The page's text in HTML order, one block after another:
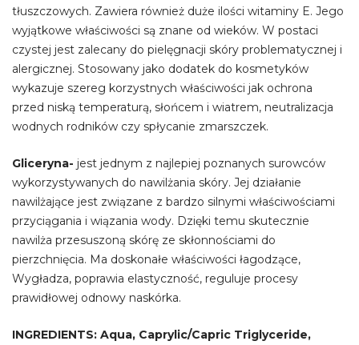
tłuszczowych. Zawiera również duże ilości witaminy E. Jego
wyjątkowe właściwości są znane od wieków. W postaci
czystej jest zalecany do pielęgnacji skóry problematycznej i
alergicznej. Stosowany jako dodatek do kosmetyków
wykazuje szereg korzystnych właściwości jak ochrona
przed niską temperaturą, słońcem i wiatrem, neutralizacja
wodnych rodników czy spłycanie zmarszczek.
Gliceryna- jest jednym z najlepiej poznanych surowców
wykorzystywanych do nawilżania skóry. Jej działanie
nawilżające jest związane z bardzo silnymi właściwościami
przyciągania i wiązania wody. Dzięki temu skutecznie
nawilża przesuszoną skórę ze skłonnościami do
pierzchnięcia. Ma doskonałe właściwości łagodzące,
Wygładza, poprawia elastyczność, reguluje procesy
prawidłowej odnowy naskórka.
INGREDIENTS: Aqua, Caprylic/Capric Triglyceride,